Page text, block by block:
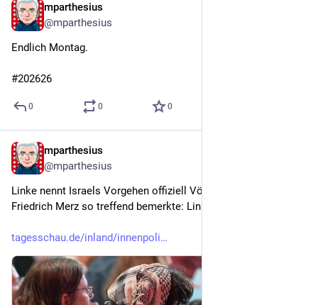
mparthesius
@mparthesius
Endlich Montag.
#202626
0 0 0
mparthesius
@mparthesius
Linke nennt Israels Vorgehen offiziell Völkermord, oder wie
Friedrich Merz so treffend bemerkte: Links ist vorbei.
tagesschau.de/inland/innenpoli